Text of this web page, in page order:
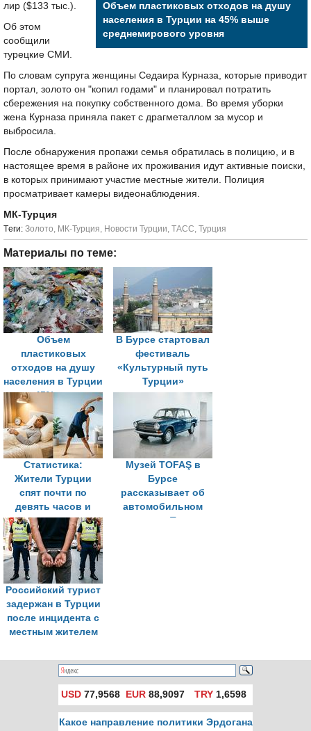
Объем пластиковых отходов на душу
населения в Турции на 45% выше
среднемирового уровня
лир ($133 тыс.).
Об этом
сообщили
турецкие СМИ.
По словам супруга женщины Седаира Курназа, которые приводит
портал, золото он "копил годами" и планировал потратить
сбережения на покупку собственного дома. Во время уборки
жена Курназа приняла пакет с драгметаллом за мусор и
выбросила.
После обнаружения пропажи семья обратилась в полицию, и в
настоящее время в районе их проживания идут активные поиски,
в которых принимают участие местные жители. Полиция
просматривает камеры видеонаблюдения.
МК-Турция
Tеги: Золото, МК-Турция, Новости Турции, ТАСС, Турция
Материалы по теме:
Объем
пластиковых
отходов на душу
населения в Турции
на 45% выше
среднемирового
уровня
В Бурсе стартовал
фестиваль
«Культурный путь
Турции»
Статистика:
Жители Турции
спят почти по
девять часов и
уделяют спорту
всего 12 минут в
день
Музей TOFAŞ в
Бурсе
рассказывает об
автомобильном
наследии Турции
Российский турист
задержан в Турции
после инцидента с
местным жителем
USD 77,9568 EUR 88,9097 TRY1,6598
Какое направление политики Эрдогана